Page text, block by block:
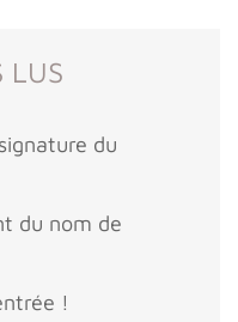
LUS
du
du nom de
!